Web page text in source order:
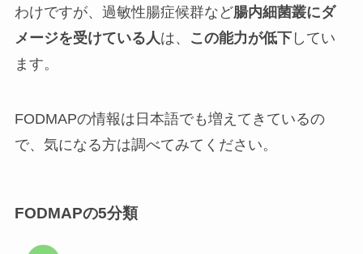
わけですが、過敏性腸症候群など腸内細菌叢にダ
メージを受けている人は、 この能力が低下してい
ます。
FODMAPの情報は日本語でも増えてきているの
で、気になる方は調べてみてください。
FODMAPの5分類